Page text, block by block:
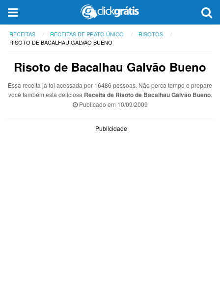
RECEITAS RECEITAS DE PRATO ÚNICO
RISOTOS
RISOTO DE BACALHAU GALVÃO BUENO
Risoto de Bacalhau Galvão Bueno
Essa receita já foi acessada por 16486 pessoas. Não perca tempo e prepare
você também esta deliciosa Receita de Risoto de Bacalhau Galvão Bueno.
Publicado em 10/09/2009
Publicidade